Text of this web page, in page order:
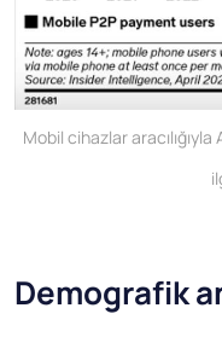
Mobil cihazlar
Demografik